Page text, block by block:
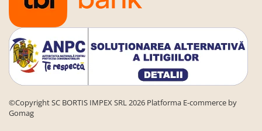
©Copyright SC BORTIS IMPEX SRL 2026 Platforma E-commerce by
Gomag